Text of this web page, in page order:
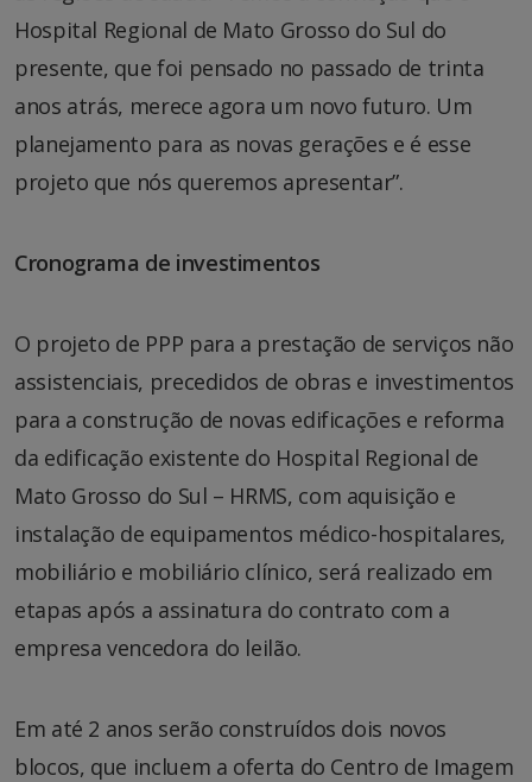
Hospital Regional de Mato Grosso do Sul do
presente, que foi pensado no passado de trinta
anos atrás, merece agora um novo futuro. Um
planejamento para as novas gerações e é esse
projeto que nós queremos apresentar”.
Cronograma de investimentos
O projeto de PPP para a prestação de serviços não
assistenciais, precedidos de obras e investimentos
para a construção de novas edificações e reforma
da edificação existente do Hospital Regional de
Mato Grosso do Sul – HRMS, com aquisição e
instalação de equipamentos médico-hospitalares,
mobiliário e mobiliário clínico, será realizado em
etapas após a assinatura do contrato com a
empresa vencedora do leilão.
Em até 2 anos serão construídos dois novos
blocos, que incluem a oferta do Centro de Imagem